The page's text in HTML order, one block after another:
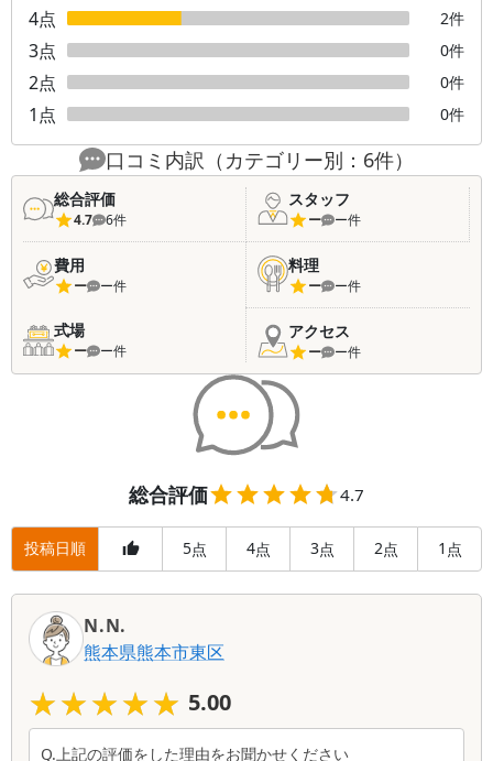
4点 2件
3点 0件
2点 0件
1 点 0件
口コミ内訳（カテゴリー別： 6件）
総合評価
4.7 6件
スタッフ
ー ー件
費用
ー ー件
料理
ー ー件
式場
ー ー件
アクセス
ー ー件
総合評価 4.7
投稿日順 5点 4点 3点 2点 1 点
N.N.
熊本県熊本市東区
★★★★★
★★★★★ 5.00
Q.上記の評価をした理由をお聞かせください